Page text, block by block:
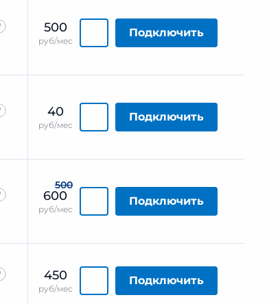
500
руб/мес
Подключить
40
руб/мес
Подключить
500
600
руб/мес
Подключить
450
руб/мес
Подключить